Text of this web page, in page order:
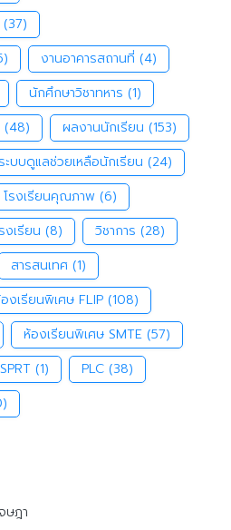
(37)
งานอาคารสถานที่ (4)
นักศึกษาวิชาทหาร (1)
(48) ผลงานนักเรียน (153)
ระบบดูแลช่วยเหลือนักเรียน (24)
โรงเรียนคุณภาพ (6)
งเรียน (8) วิชาการ (28)
สารสนเทศ (1)
งเรียนพิเศษ FLIP (108)
ห้องเรียนพิเศษ SMTE (57)
(1) PLC (38)
ษฎา